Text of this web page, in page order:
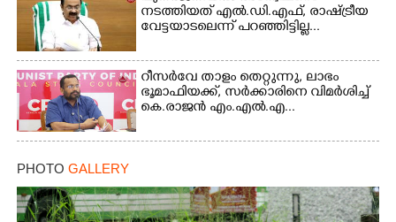
നടത്തിയത് എൽ.ഡി.എഫ്, രാഷ്ട്രീയ
വേട്ടയാടലെന്ന് പറഞ്ഞിട്ടില്ല...
റീസർവേ താളം തെറ്റുന്നു, ലാഭം
ഭൂമാഫിയക്ക്, സർക്കാരിനെ വിമർശിച്ച്
കെ.രാജൻ എം.എൽ.എ...
PHOTO GALLERY
Share this link